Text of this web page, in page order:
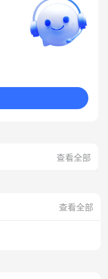
查看全部
查看全部